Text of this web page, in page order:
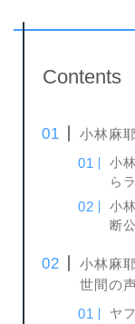
Contents
小林麻
小
ら
小
断
小林麻
世間の
ヤ